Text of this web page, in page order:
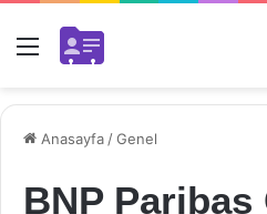
Menü
Anasayfa /Genel
BNP